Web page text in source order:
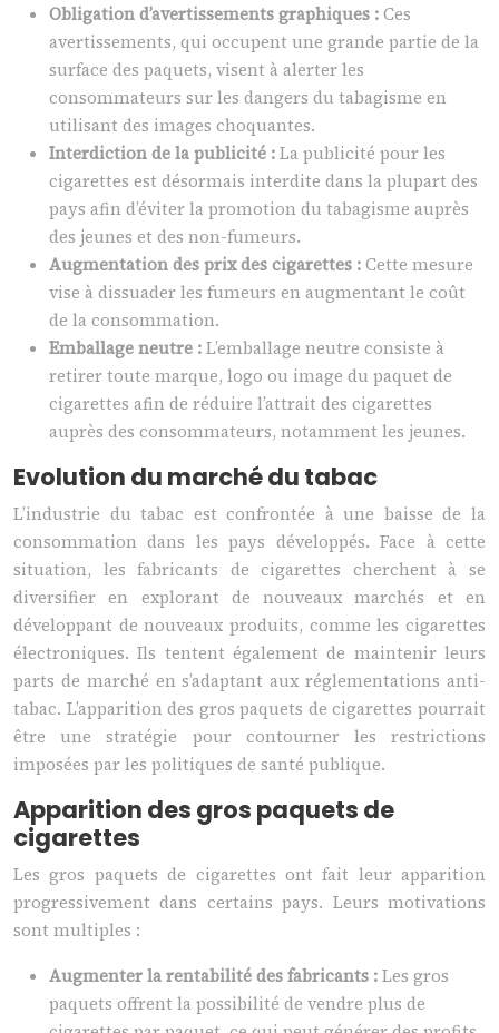
Obligation d’avertissements graphiques :Ces
avertissements, qui occupent une grande partie de la
surface des paquets, visent à alerter les
consommateurs sur les dangers du tabagisme en
utilisant des images choquantes.
Interdiction de la publicité :La publicité pour les
cigarettes est désormais interdite dans la plupart des
pays afin d’éviter la promotion du tabagisme auprès
des jeunes et des non-fumeurs.
Augmentation des prix des cigarettes :Cette mesure
vise à dissuader les fumeurs en augmentant le coût
de la consommation.
Emballage neutre :L’emballage neutre consiste à
retirer toute marque, logo ou image du paquet de
cigarettes afin de réduire l’attrait des cigarettes
auprès des consommateurs, notamment les jeunes.
Evolution du marché du tabac
L’industrie du tabac est confrontée à une baisse de la
consommation dans les pays développés. Face à cette
situation, les fabricants de cigarettes cherchent à se
diversifier en explorant de nouveaux marchés et en
développant de nouveaux produits, comme les cigarettes
électroniques. Ils tentent également de maintenir leurs
parts de marché en s’adaptant aux réglementations anti-
tabac. L’apparition des gros paquets de cigarettes pourrait
être une stratégie pour contourner les restrictions
imposées par les politiques de santé publique.
Apparition des gros paquets de
cigarettes
Les gros paquets de cigarettes ont fait leur apparition
progressivement dans certains pays. Leurs motivations
sont multiples :
Augmenter la rentabilité des fabricants :Les gros
paquets offrent la possibilité de vendre plus de